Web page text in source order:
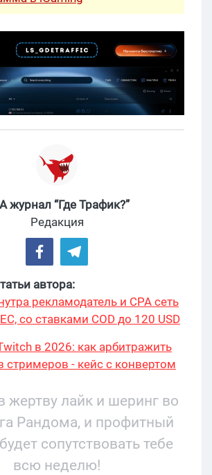
журнал “Где Трафик?”
Редакция
автора:
рекламодатель и CPA сеть
со ставками COD до 120 USD
в 2026: как арбитражить
стримеров - кейс с конвертом
жертву лайк и шеринг во
Рандома, и профитный
сопутствовать тебе
всю неделю!